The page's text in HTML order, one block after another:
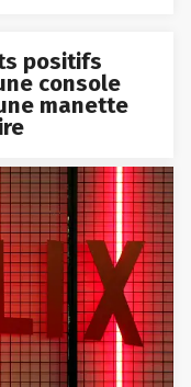
positifs
console
manette